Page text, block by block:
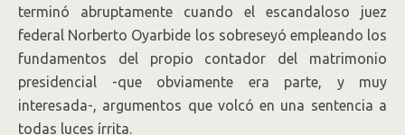
terminó abruptamente cuando el escandaloso juez
federal Norberto Oyarbide los sobreseyó empleando los
fundamentos del propio contador del matrimonio
presidencial -que obviamente era parte, y muy
interesada-, argumentos que volcó en una sentencia a
todas luces írrita.